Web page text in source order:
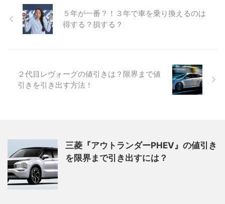
５年が一番？！３年で車を乗り換えるのは
得する？損する？
２代目レヴォーグの値引きは？限界まで値
引きを引き出す方法！
三菱『アウトランダーPHEV』の値引き
を限界まで引き出すには？